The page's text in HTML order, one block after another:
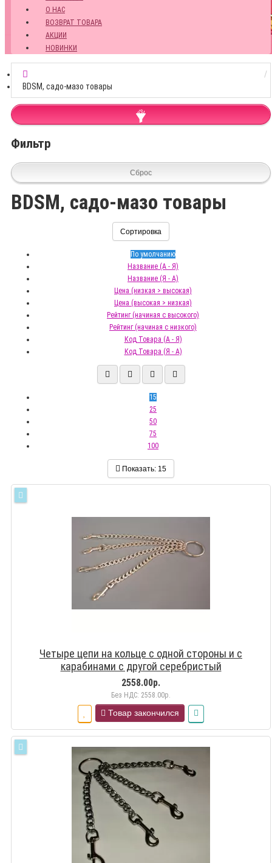
О НАС
ВОЗВРАТ ТОВАРА
АКЦИИ
НОВИНКИ
BDSM, садо-мазо товары
Фильтр
Сброс
BDSM, садо-мазо товары
Сортировка
По умолчанию
Название (А - Я)
Название (Я - А)
Цена (низкая > высокая)
Цена (высокая > низкая)
Рейтинг (начиная с высокого)
Рейтинг (начиная с низкого)
Код Товара (А - Я)
Код Товара (Я - А)
15
25
50
75
100
Показать: 15
Четыре цепи на кольце с одной стороны и с
карабинами с другой серебристый
2558.00р.
Без НДС: 2558.00р.
Товар закончился